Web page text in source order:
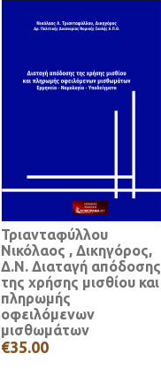
Τριανταφύλλου
Νικόλαος , Δικηγόρος,
Δ.Ν. Διαταγή απόδοσης
της χρήσης μισθίου και
πληρωμής
οφειλόμενων
μισθωμάτων
€35.00